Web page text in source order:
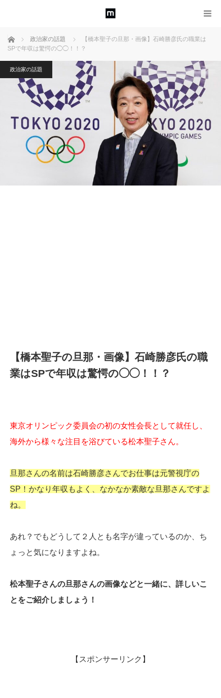
ホーム 政治家の話題
【橋本聖子の旦那・画像】石崎勝彦氏の職業は
SPで年収は驚愕の◯◯！！？
政治家の話題
【橋本聖子の旦那・画像】石崎勝彦氏の職
業はSPで年収は驚愕の◯◯！！？
東京オリンピック委員会の初の女性会長として就任し、
海外から様々な注目を浴びている松本聖子さん。
旦那さんの名前は石崎勝彦さんでお仕事は元警視庁の
SP！かなり年収もよく、なかなか素敵な旦那さんですよ
ね。
あれ？でもどうして２人とも名字が違っているのか、ち
ょっと気になりますよね。
松本聖子さんの旦那さんの画像などと一緒に、詳しいこ
とをご紹介しましょう！
【スポンサーリンク】